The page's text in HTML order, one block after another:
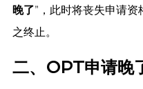
晚了”，此时将丧失申请资
之终止。
二、OPT申请晚